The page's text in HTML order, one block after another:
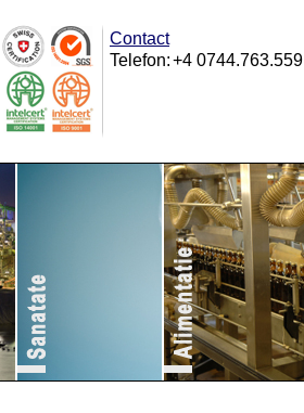
Contact
Telefon:+4 0744.763.559